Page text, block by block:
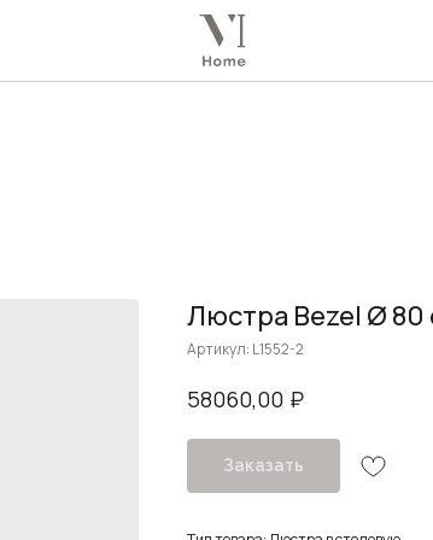
Люстра Bezel Ø 80
Артикул: L1552-2
58060,00 ₽
Заказать